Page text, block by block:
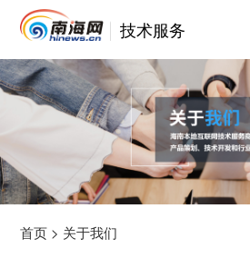
技术服务
首页 > 关于我们